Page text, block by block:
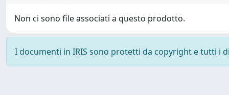
Non ci sono file associati a questo prodotto.
I documenti in IRIS sono protetti da copyright e tutti i